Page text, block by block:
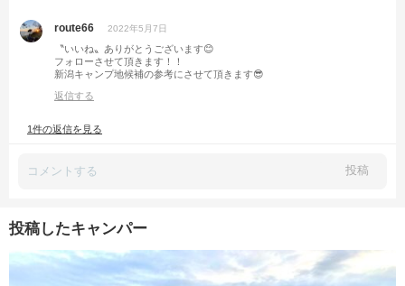
route66 2022年5月7日
〝いいね〟ありがとうございます😊
フォローさせて頂きます！！
新潟キャンプ地候補の参考にさせて頂きます😎
返信する
1件の返信を見る
投稿
投稿したキャンパー